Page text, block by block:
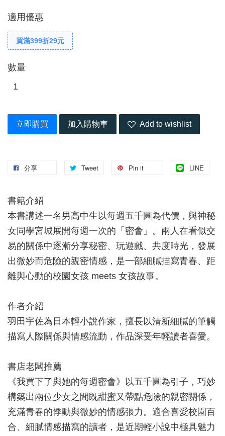
適用優惠
買滿399折29元
數量
立即購買 加入購物車 Add to wishlist
分享 Tweet Pin it LINE
書籍介紹
本書講述一名男高中生以每週五千圓為代價，與神秘
女同學宮城展開每週一次的「密會」。兩人在看似交
易的關係中逐漸分享秘密、玩遊戲、共度時光，發展
出微妙而危險的親密情感，是一部細膩描寫青春、距
離與心動的校園女孩 meets 女孩故事。
作者介紹
羽田宇佐為日本輕小說作家，擅長以清新細膩的筆觸
描寫人際關係與情感流動，作品深受年輕讀者喜愛。
書店老闆推薦
《我買下了與她的每週密會》以五千圓為引子，巧妙
構築出兩位少女之間既甜蜜又帶點危險的親密關係，
充滿青春的悸動與微妙的情感張力。適合喜愛校園百
合、細膩情感描寫的讀者，是近期輕小說中極具魅力